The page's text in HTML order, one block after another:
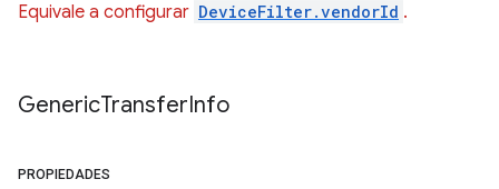
Equivale a configurar DeviceFilter.vendorId .
GenericTransferInfo
PROPIEDADES